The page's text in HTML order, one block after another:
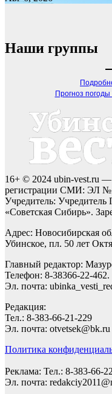
Наши группы
Прогноз
16+ © 2024 ubin-vest.ru —
регистрации СМИ: ЭЛ №
Учредитель:
«Советская Сибирь».
Адрес: Новосибирская
Убинское, пл. 50 лет
Главный редактор:
Телефон: 8-38366-22-462.
Эл. почта:
Редакция:
Тел.: 8-383-66-21-229
Эл. почта: otvetsek@bk.ru
Политика
Реклама: Тел.: 8-383-66-
Эл. почта: